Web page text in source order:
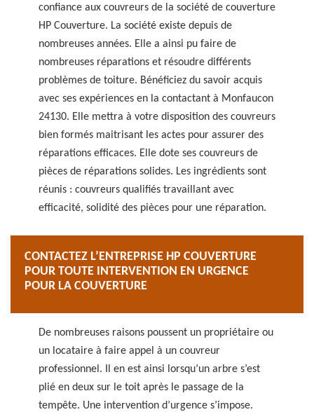
confiance aux couvreurs de la société de couverture
HP Couverture. La société existe depuis de
nombreuses années. Elle a ainsi pu faire de
nombreuses réparations et résoudre différents
problèmes de toiture. Bénéficiez du savoir acquis
avec ses expériences en la contactant à Monfaucon
24130. Elle mettra à votre disposition des couvreurs
bien formés maitrisant les actes pour assurer des
réparations efficaces. Elle dote ses couvreurs de
pièces de réparations solides. Les ingrédients sont
réunis : couvreurs qualifiés travaillant avec
efficacité, solidité des pièces pour une réparation.
CONTACTEZ L’ENTREPRISE HP COUVERTURE
POUR TOUTE INTERVENTION EN URGENCE
POUR LA COUVERTURE
De nombreuses raisons poussent un propriétaire ou
un locataire à faire appel à un couvreur
professionnel. Il en est ainsi lorsqu’un arbre s’est
plié en deux sur le toit après le passage de la
tempête. Une intervention d’urgence s’impose.